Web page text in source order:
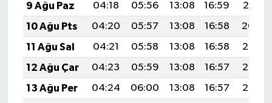
9 Ağu Paz
04:18 05:56 13:08 16:59
20:10
10 Ağu Pts
04:20 05:57 13:08 16:58
20:09
11 Ağu Sal
04:21 05:58 13:08 16:58
20:08
12 Ağu Çar
04:23 05:59 13:08 16:57
20:07
13 Ağu Per
04:24 06:00 13:08 16:57
20:05